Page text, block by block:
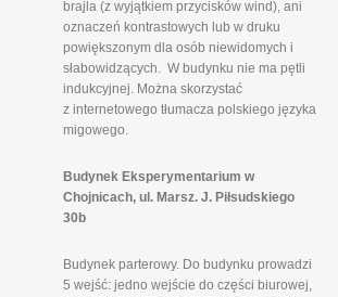
brajla (z wyjątkiem przycisków wind), ani
oznaczeń kontrastowych lub w druku
powiększonym dla osób niewidomych i
słabowidzących. W budynku nie ma pętli
indukcyjnej. Można skorzystać
z internetowego tłumacza polskiego języka
migowego.
Budynek Eksperymentarium w
Chojnicach, ul. Marsz. J. Piłsudskiego
30b
Budynek parterowy. Do budynku prowadzi
5 wejść: jedno wejście do części biurowej,